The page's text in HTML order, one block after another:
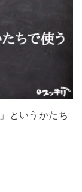
」というかたち